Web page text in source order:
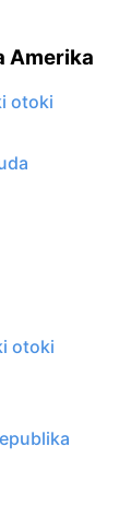
Amerika
otoki
otoki